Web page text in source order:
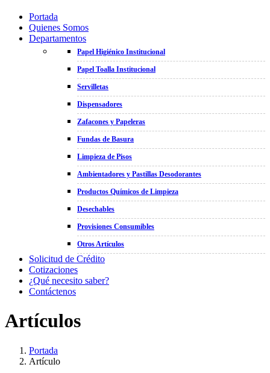
Portada
Quienes Somos
Departamentos
Papel Higiénico Institucional
Papel Toalla Institucional
Servilletas
Dispensadores
Zafacones y Papeleras
Fundas de Basura
Limpieza de Pisos
Ambientadores y Pastillas Desodorantes
Productos Químicos de Limpieza
Desechables
Provisiones Consumibles
Otros Artículos
Solicitud de Crédito
Cotizaciones
¿Qué necesito saber?
Contáctenos
Artículos
Portada
Artículo